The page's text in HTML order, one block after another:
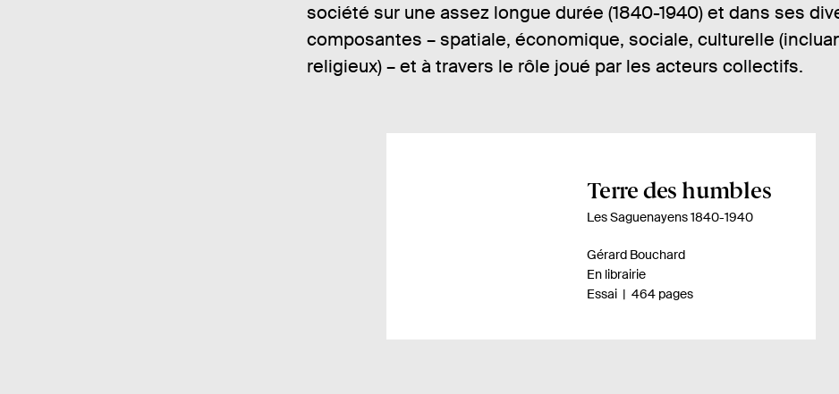
société sur une assez longue durée (1840-1940) et dans ses
composantes – spatiale, économique, sociale, culturelle
religieux) – et à travers le rôle joué par les acteurs collectifs.
A
p
r
ç
Terre des humbles
Les Saguenayens 1840-1940
A
u
t
Gérard Bouchard
D
i
En librairie
n
Essai- 464 pages